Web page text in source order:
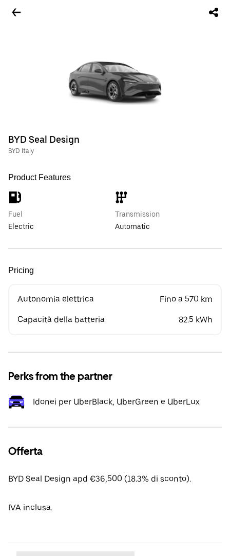
BYD Seal Design
BYD Italy
Product Features
Fuel
Electric
Transmission
Automatic
Pricing
Autonomia elettrica Fino a 570 km
Capacità della batteria 82.5 kWh
Perks from the partner
Idonei per UberBlack, UberGreen e UberLux
Offerta
BYD Seal Design apd €36,500 (18.3% di sconto).
IVA inclusa.